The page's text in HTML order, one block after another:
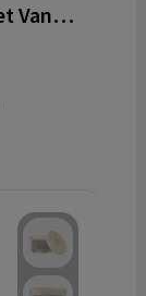
Wooosh Scented Candle Sweet Vanilla geurkaars